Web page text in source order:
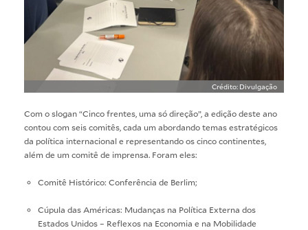
Crédito: Divulgação
Com o slogan “Cinco frentes, uma só direção”, a edição deste ano
contou com seis comitês, cada um abordando temas estratégicos
da política internacional e representando os cinco continentes,
além de um comitê de imprensa. Foram eles:
Comitê Histórico: Conferência de Berlim;
Cúpula das Américas: Mudanças na Política Externa dos
Estados Unidos – Reflexos na Economia e na Mobilidade